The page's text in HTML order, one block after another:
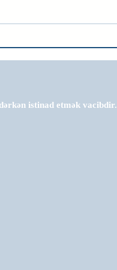
istinad etmək vacibdir.